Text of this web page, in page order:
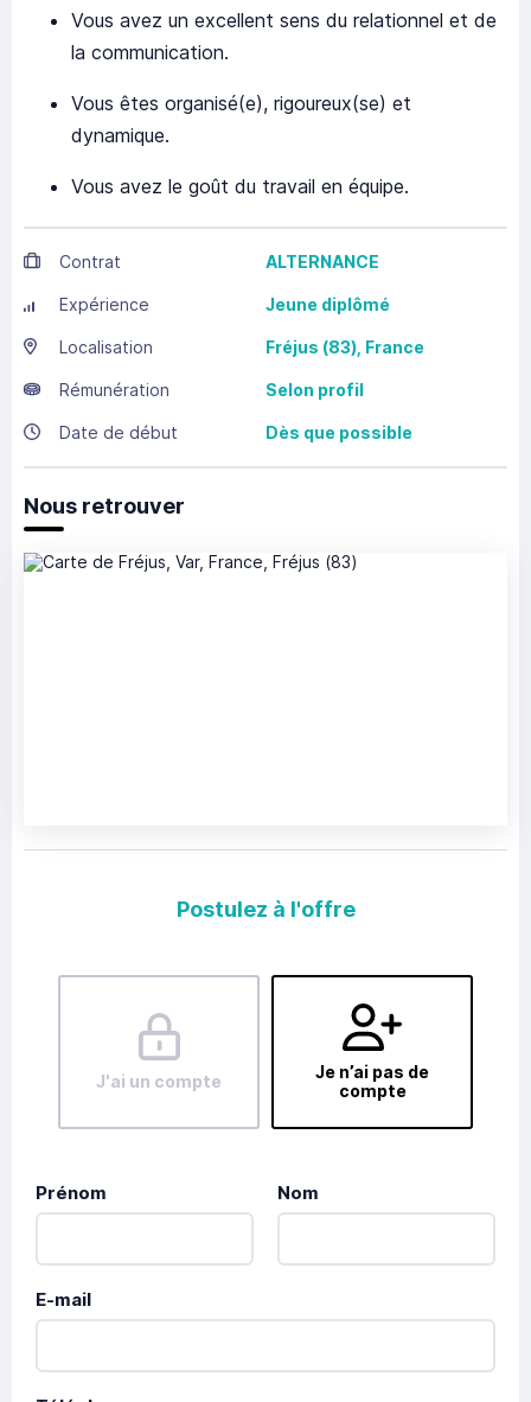
Vous avez un excellent sens du relationnel et de
la communication.
Vous êtes organisé(e), rigoureux(se) et
dynamique.
Vous avez le goût du travail en équipe.
Contrat ALTERNANCE
Expérience Jeune diplômé
Localisation Fréjus (83), France
Rémunération Selon profil
Date de début Dès que possible
Nous retrouver
Postulez à l'offre
J'ai un compte
Je n’ai pas de
compte
Prénom Nom
E-mail